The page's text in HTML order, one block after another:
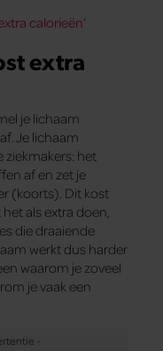
calorieën‘
extra
je lichaam
Je lichaam
ziekmakers: het
af en zet je
(koorts). Dit kost
als extra doen,
die draaiende
werkt dus harder
waarom je zoveel
je vaak een